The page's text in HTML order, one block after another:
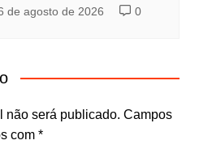
de agosto de 2026 0
não será publicado. Campos
com *